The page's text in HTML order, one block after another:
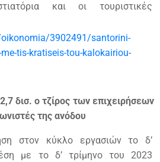
και οι τουριστικές
3902491/santorini-
tis-kratiseis-tou-kalokairiou-
δισ. ο τζίρος των επιχειρήσεων
της ανόδου
στον κύκλο εργασιών το δ’
με το δ’ τρίμηνο του 2023